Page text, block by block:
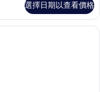
選擇日期以查看價格
政開放式客房 | 起居區 | 55-吋智慧